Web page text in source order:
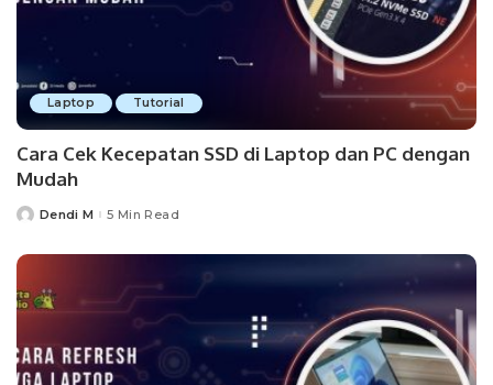
Laptop Tutorial
Cara Cek Kecepatan SSD di Laptop dan PC dengan
Mudah
PostedDendi M 5 Min Read